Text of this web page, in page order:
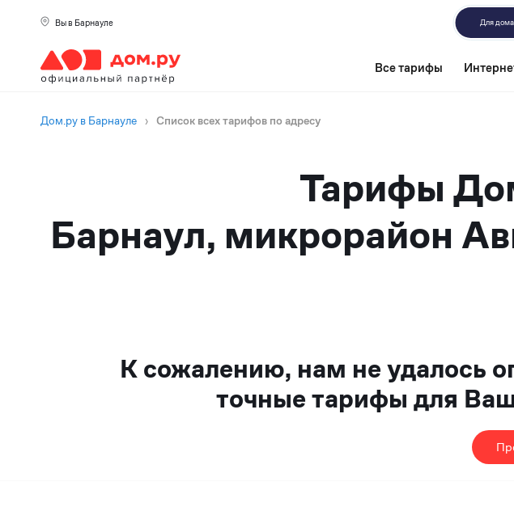
Вы в Барнауле Для дома
Все тарифы
Дом.ру в Барнауле › Список всех тарифов по адресу
Тарифы
Барнаул, микрорайон
К сожалению, нам не удалось
точные тарифы для